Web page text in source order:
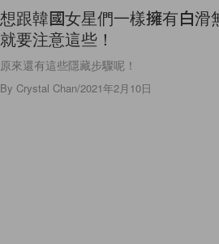
想跟韓國女星們一樣擁有白滑
就要注意這些！
原來還有這些隱藏步驟呢！
By Crystal Chan/2021年2月10日